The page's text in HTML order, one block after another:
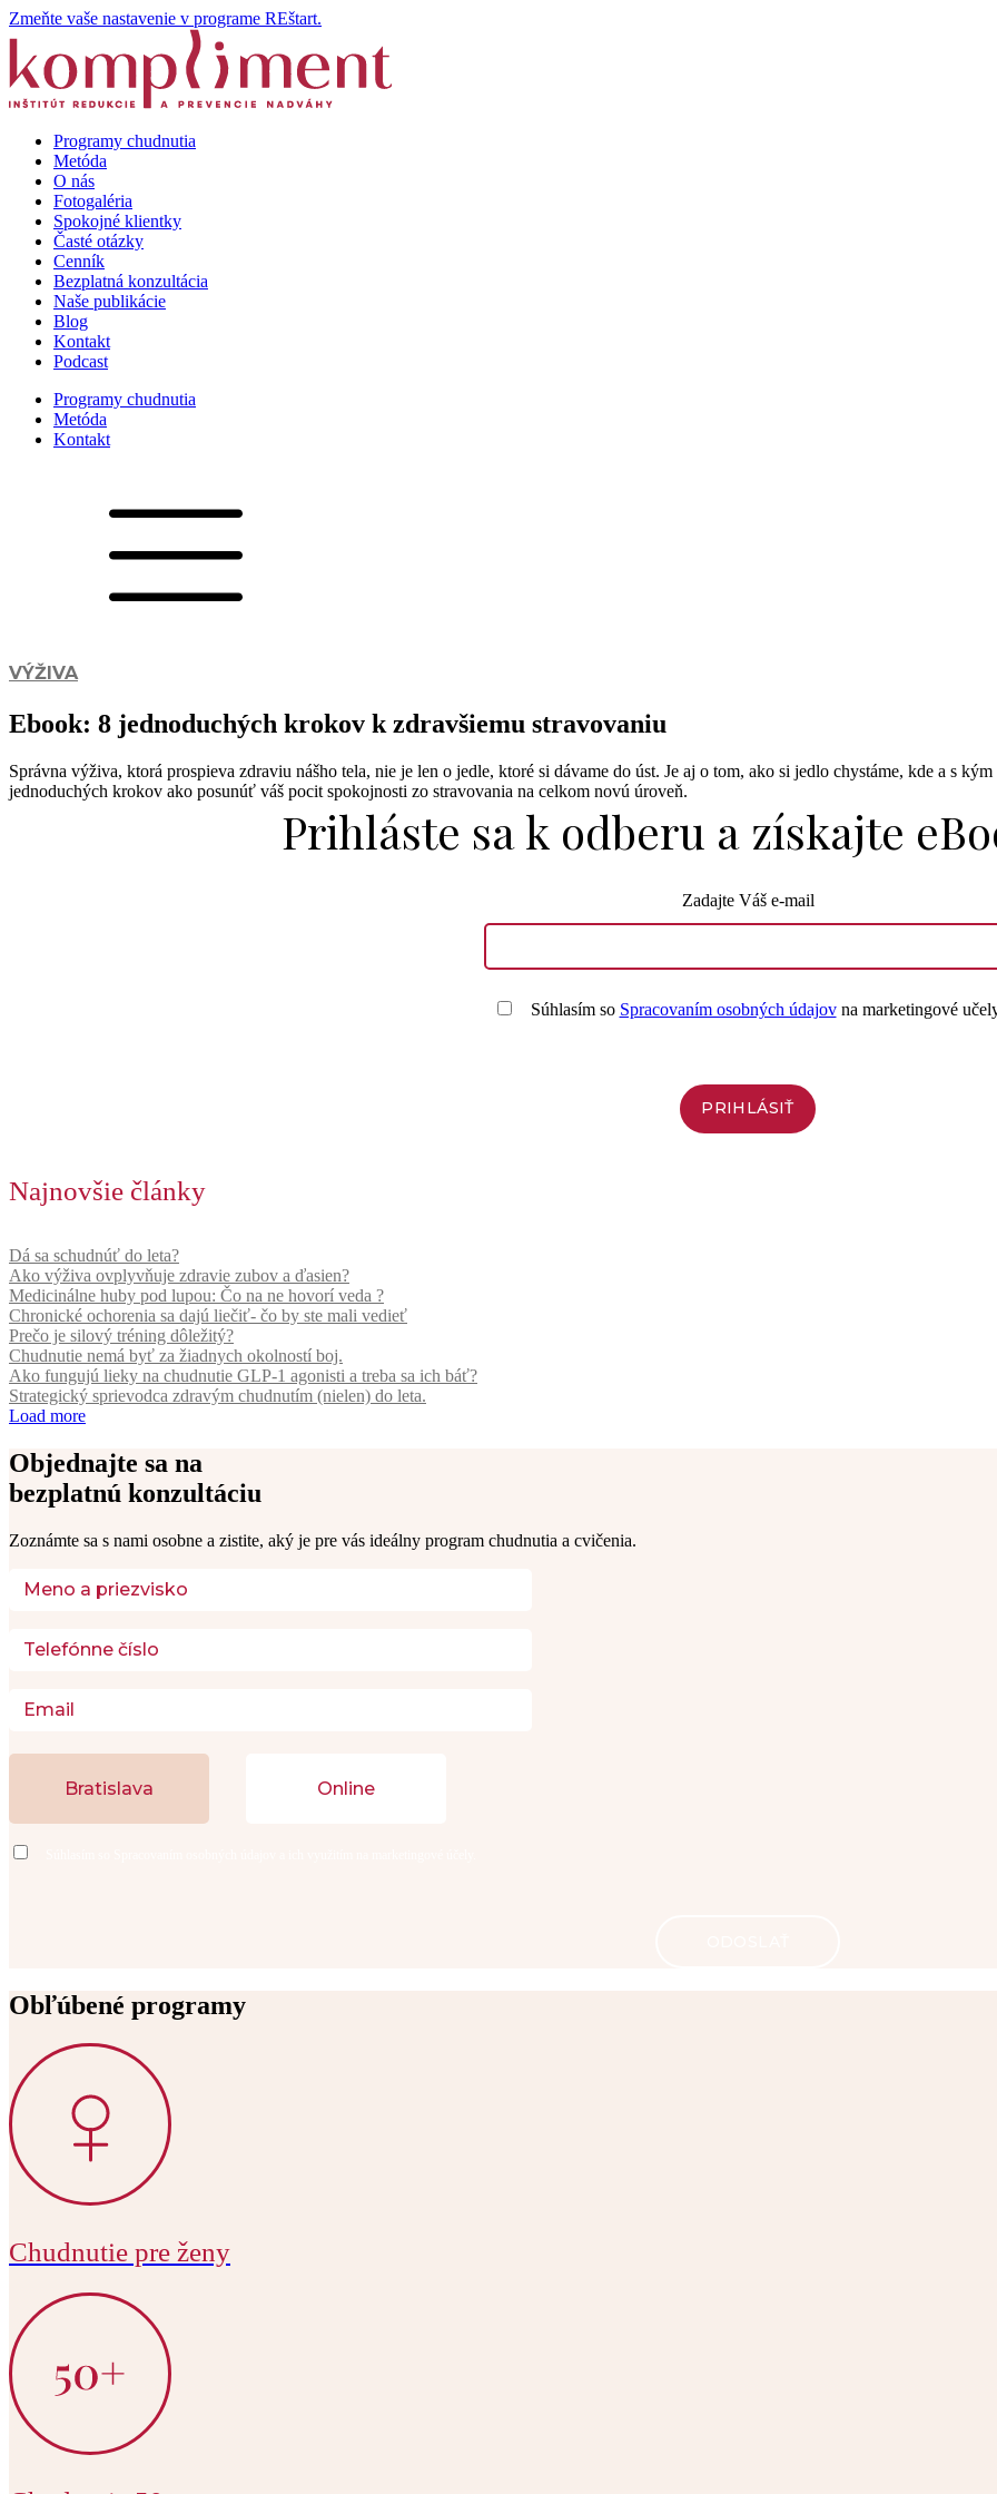
Zmeňte vaše nastavenie v programe REštart.
Programy chudnutia
Metóda
O nás
Fotogaléria
Spokojné klientky
Časté otázky
Cenník
Bezplatná konzultácia
Naše publikácie
Blog
Kontakt
Podcast
Programy chudnutia
Metóda
Kontakt
VÝŽIVA
Ebook: 8 jednoduchých krokov k zdravšiemu stravovaniu
Správna výživa, ktorá prospieva zdraviu nášho tela, nie je len o jedle, ktoré si dávame do úst. Je aj o tom, ako si jedlo chystáme, kde a s
jednoduchých krokov ako posunúť váš pocit spokojnosti zo stravovania na celkom novú úroveň.
Prihláste sa k odberu a získajte
Zadajte Váš e-mail
Súhlasím so Spracovaním osobných údajovna marketingové
Najnovšie články
Dá sa schudnúť do leta?
Ako výživa ovplyvňuje zdravie zubov a ďasien?
Medicinálne huby pod lupou: Čo na ne hovorí veda ?
Chronické ochorenia sa dajú liečiť- čo by ste mali vedieť
Prečo je silový tréning dôležitý?
Chudnutie nemá byť za žiadnych okolností boj.
Ako fungujú lieky na chudnutie GLP-1 agonisti a treba sa ich báť?
Strategický sprievodca zdravým chudnutím (nielen) do leta.
Load more
Objednajte sa na
bezplatnú konzultáciu
Zoznámte sa s nami osobne a zistite, aký je pre vás ideálny program chudnutia a cvičenia.
Bratislava Online
Obľúbené programy
Chudnutie pre ženy